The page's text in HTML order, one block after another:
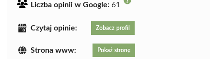
Liczba opinii w Google: 61
Czytaj opinie: Zobacz profil
Strona www: Pokaż stronę